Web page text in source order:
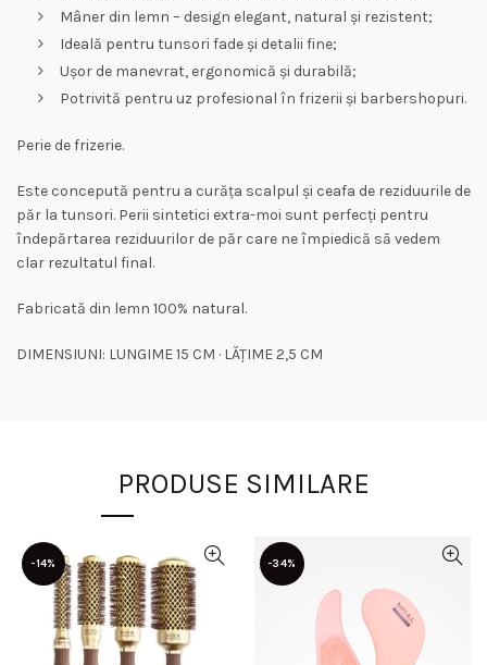
Mâner din lemn – design elegant, natural și rezistent;
Ideală pentru tunsori fade și detalii fine;
Ușor de manevrat, ergonomică și durabilă;
Potrivită pentru uz profesional în frizerii și barbershopuri.
Perie de frizerie.
Este concepută pentru a curăța scalpul și ceafa de reziduurile de
păr la tunsori. Perii sintetici extra-moi sunt perfecți pentru
îndepărtarea reziduurilor de păr care ne împiedică să vedem
clar rezultatul final.
Fabricată din lemn 100% natural.
DIMENSIUNI: LUNGIME 15 CM · LĂȚIME 2,5 CM
PRODUSE SIMILARE
-14% -34%